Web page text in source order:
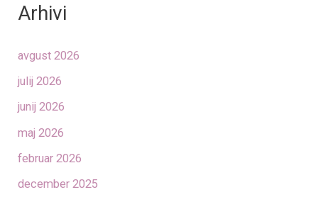
Arhivi
avgust 2026
julij 2026
junij 2026
maj 2026
februar 2026
december 2025